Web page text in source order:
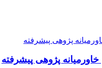
پژوهی پیشرفته